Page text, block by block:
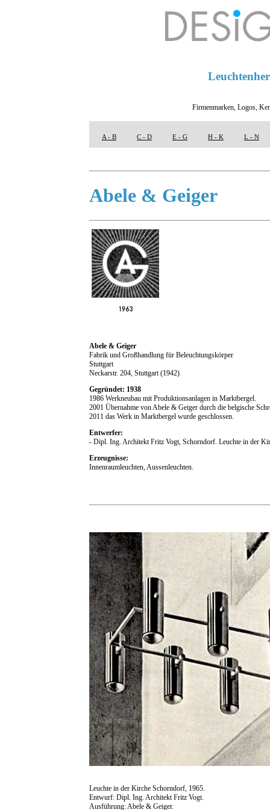
Firmenmarken, Logos,
A - B C - D E - G H - K L - N
Abele & Geiger
Abele & Geiger
Fabrik und Großhandlung für Beleuchtungskörper
Stuttgart
Neckarstr. 204, Stuttgart (1942)
Gegründet: 1938
1986 Werkneubau mit Produktionsanlagen in Marktbergel.
2001 Übernahme von Abele & Geiger durch die belgische
2011 das Werk in Marktbergel wurde geschlossen.
Entwerfer:
- Dipl. Ing. Architekt Fritz Vogt, Schorndorf. Leuchte in der
Erzeugnisse:
Innenraumleuchten, Aussenleuchten.
Leuchte in der Kirche Schorndorf, 1965.
Entwurf: Dipl. Ing. Architekt Fritz Vogt.
Ausführung: Abele & Geiger.